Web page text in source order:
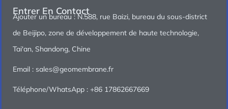
Entrer En Contact
Ajouter un bureau : N.588, rue Baizi, bureau du sous-district
de Beijipo, zone de développement de haute technologie,
Tai'an, Shandong, Chine
Email : sales@geomembrane.fr
Téléphone/WhatsApp : +86 17862667669